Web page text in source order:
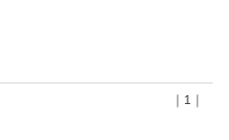
｜1｜